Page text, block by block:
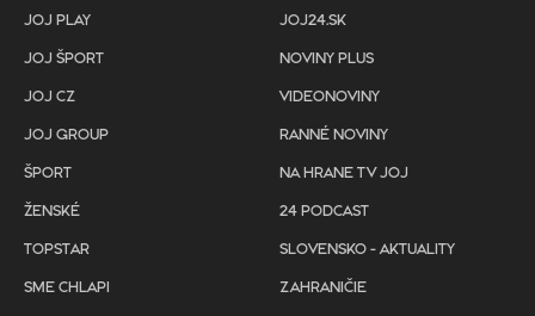
JOJ PLAY
JOJ ŠPORT
JOJ CZ
JOJ GROUP
ŠPORT
ŽENSKÉ
TOPSTAR
SME CHLAPI
JOJ24.SK
NOVINY PLUS
VIDEONOVINY
RANNÉ NOVINY
NA HRANE TV JOJ
24 PODCAST
SLOVENSKO - AKTUALITY
ZAHRANIČIE